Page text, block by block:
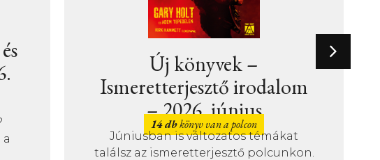
–
témákat
polcunkon.
Új könyvek –
Szépirodalom – 2026.
június
31 dbkönyv van a polcon
Sok érdekfeszítő könyv magyar íróktól